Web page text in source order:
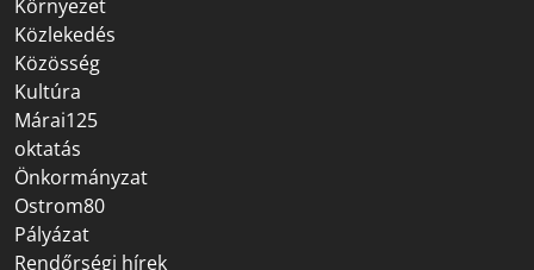
Környezet
Közlekedés
Közösség
Kultúra
Márai125
oktatás
Önkormányzat
Ostrom80
Pályázat
Rendőrségi hírek